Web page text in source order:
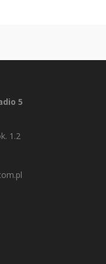
5
1.2